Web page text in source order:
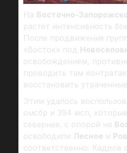
На Восточно-
растет интенсивность
После продвижения
«Восток» под
освобождением,
проводить там
восстановить
Этим удалось
омсбр и 394 мсп,
севернее, с опорой на
освободили Лесное и
соответственно. Кадров